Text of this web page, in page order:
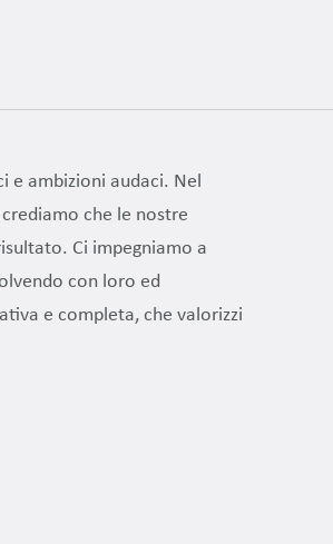
e ambizioni audaci. Nel
che le nostre
Ci impegniamo a
con loro ed
e completa, che valorizzi